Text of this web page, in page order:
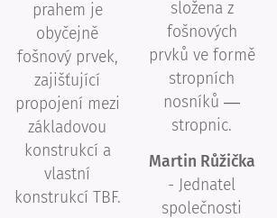
prahem je
obyčejně
fošnový prvek,
zajišťující
propojení mezi
základovou
konstrukcí a
vlastní
konstrukcí TBF.
složena z
fošnových
prvků ve formě
stropních
nosníků ―
stropnic.
Martin Růžička
- Jednatel
společnosti